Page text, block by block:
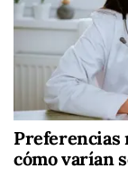
Preferencias
cómo varían